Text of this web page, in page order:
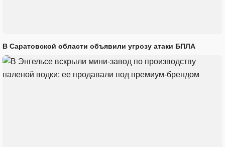
В Саратовской области объявили угрозу атаки БПЛА